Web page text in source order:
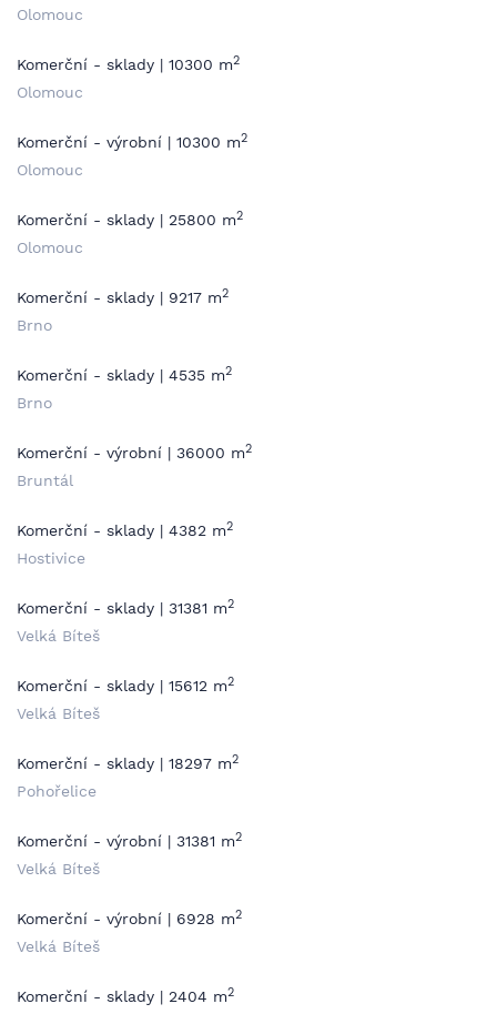
Olomouc
Komerční - sklady | 10300 m2
Olomouc
Komerční - výrobní | 10300 m2
Olomouc
Komerční - sklady | 25800 m2
Olomouc
Komerční - sklady | 9217 m2
Brno
Komerční - sklady | 4535 m2
Brno
Komerční - výrobní | 36000 m2
Bruntál
Komerční - sklady | 4382 m2
Hostivice
Komerční - sklady | 31381 m2
Velká Bíteš
Komerční - sklady | 15612 m2
Velká Bíteš
Komerční - sklady | 18297 m2
Pohořelice
Komerční - výrobní | 31381 m2
Velká Bíteš
Komerční - výrobní | 6928 m2
Velká Bíteš
Komerční - sklady | 2404 m2